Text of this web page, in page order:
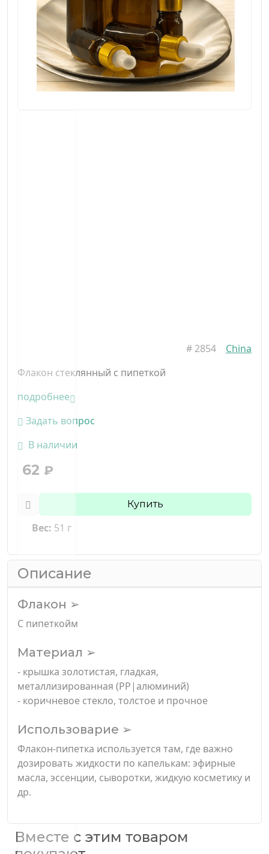
# 2854
China
Флакон стеклянный с пипеткой
подробнее
Задать вопрос
В наличии
62 ₽
Купить
Вес: 51 г
Описание
Флакон ➢
С пипеткойм
Материал ➢
- крышка золотистая, гладкая,
металлизированная (PP|алюминий)
- коричневое стекло, толстое и прочное
Использоварие ➢
Флакон-пипетка используется там, где важно
дозировать жидкости по капелькам: эфирные
масла, эссенции, сыворотки, жидкую косметику и
др.
Вместе с этим товаром